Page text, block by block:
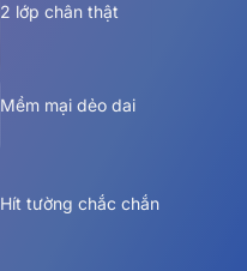
2 lớp chân thật
Mềm mại dẻo dai
Hít tường chắc chắn